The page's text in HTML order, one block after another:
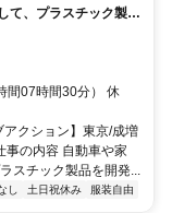
て、プラスチック製品
の運営などの業務を
いたします。
間07時間30分） 休
クション】東京/成増
事の内容 自動車や家
スチック製品を開発...
し 土日祝休み 服装自由